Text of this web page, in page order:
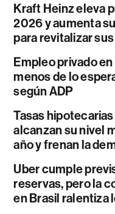
Kraft Heinz eleva
2026 y aumenta
para revitalizar
Empleo privado en
menos de lo
según ADP
Tasas hipotecarias
alcanzan su nivel
año y frenan la
Uber cumple
reservas, pero la
en Brasil ralentiza